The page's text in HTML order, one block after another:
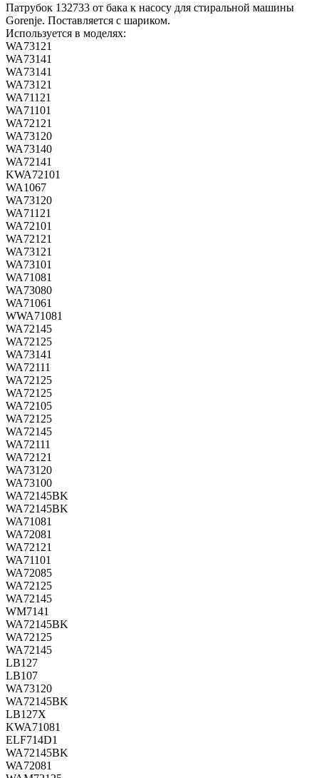
Патрубок 132733 от бака к насосу для стиральной машины
Gorenje. Поставляется с шариком.
Используется в моделях:
WA73121
WA73141
WA73141
WA73121
WA71121
WA71101
WA72121
WA73120
WA73140
WA72141
KWA72101
WA1067
WA73120
WA71121
WA72101
WA72121
WA73121
WA73101
WA71081
WA73080
WA71061
WWA71081
WA72145
WA72125
WA73141
WA72111
WA72125
WA72125
WA72105
WA72125
WA72145
WA72111
WA72121
WA73120
WA73100
WA72145BK
WA72145BK
WA71081
WA72081
WA72121
WA71101
WA72085
WA72125
WA72145
WM7141
WA72145BK
WA72125
WA72145
LB127
LB107
WA73120
WA72145BK
LB127X
KWA71081
ELF714D1
WA72145BK
WA72081